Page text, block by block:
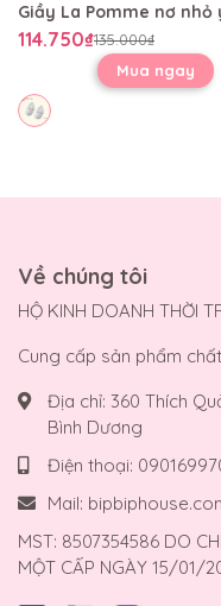
Giầy La Pomme nơ nhỏ
114.750₫135.000₫
Mua ngay
Về chúng tôi
HỘ KINH DOANH THỜI
Cung cấp sản phẩm
Địa chỉ: 360 Thích
Bình Dương
Điện thoại:
Mail:
MST: 8507354586 DO
MỘT CẤP NGÀY 15/01/